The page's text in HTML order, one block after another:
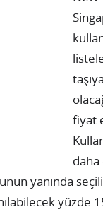
fiyat
yanında
yüzde